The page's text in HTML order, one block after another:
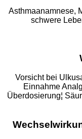
Asthmaanamnese,
schwere
Vorsicht bei
Einnahme
Überdosierung¦